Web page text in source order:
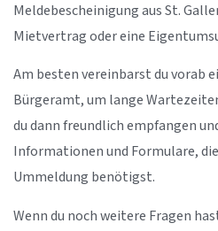
Meldebescheinigung aus St.
Mietvertrag oder eine
Am besten vereinbarst du vorab
Bürgeramt, um lange
du dann freundlich empfangen
Informationen und Formulare,
Ummeldung benötigst.
Wenn du noch weitere Fragen